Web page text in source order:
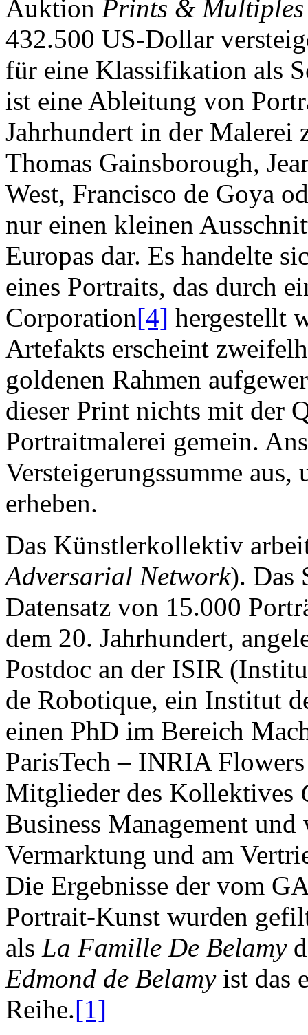
Auktion Prints & Multiples
432.500 US-Dollar
für eine Klassifikation als
ist eine Ableitung von
Jahrhundert in der Malerei
Thomas Gainsborough,
West, Francisco de Goya
nur einen kleinen
Europas dar. Es handelte
eines Portraits, das durch
Corporation[4] hergestellt
Artefakts erscheint
goldenen Rahmen
dieser Print nichts mit der
Portraitmalerei gemein.
Versteigerungssumme
erheben.
Das Künstlerkollektiv
Adversarial Network). Das
Datensatz von 15.000
dem 20. Jahrhundert,
Postdoc an der ISIR
de Robotique, ein Institut
einen PhD im Bereich
ParisTech – INRIA
Mitglieder des Kollektives
Business Management und
Vermarktung und am
Die Ergebnisse der vom
Portrait-Kunst wurden
als La Famille De Belamy
Edmond de Belamyist das
Reihe.[1]